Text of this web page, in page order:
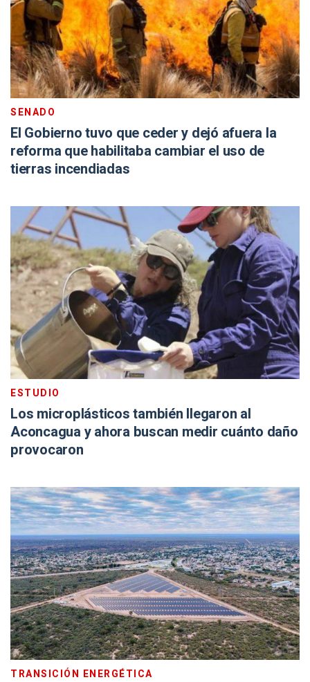
SENADO
El Gobierno tuvo que ceder y dejó afuera la
reforma que habilitaba cambiar el uso de
tierras incendiadas
ESTUDIO
Los microplásticos también llegaron al
Aconcagua y ahora buscan medir cuánto daño
provocaron
TRANSICIÓN ENERGÉTICA